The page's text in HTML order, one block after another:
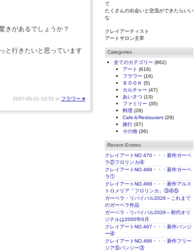
きがあるでしょうか？
と行きたいと思っています
2007-05-21 13:52 in フラワー #
て
たくさんの出会いと交流ができたらいい
な
クレイアーティスト
アートサロン主宰
Categories
全てのカテゴリー (862)
アート (616)
フラワー (16)
ＢＯＯＫ (5)
カルチャー (47)
あいさつ (13)
ファミリー (35)
料理 (28)
Cafe＆Restaurant (29)
旅行 (37)
その他 (36)
Recent Entries
クレイアートNO.470・・・新作ガーベ
ラ②フロリンカ④
クレイアートNO.469・・・新作ガーベ
ラ①
クレイアートNO.468・・・新作アルス
トロメリア「フロリンカ」③④⑤
ガーベラ・リバイバル2026～これまで
のガーベラ作品
ガーベラ・リバイバル2026～初代オリ
ジナルは2000年6月
クレイアートNO.467・・・新作パンジ
ー④
クレイアートNO.466・・・新作フリー
ジア⑤パンジー③